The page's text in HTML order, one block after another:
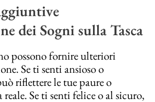
dei Sogni sulla Tasca
possono fornire ulteriori
Se ti senti ansioso o
riflettere le tue paure o
Se ti senti felice o al sicuro,